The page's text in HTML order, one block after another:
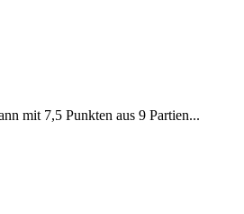
mit 7,5 Punkten aus 9 Partien...